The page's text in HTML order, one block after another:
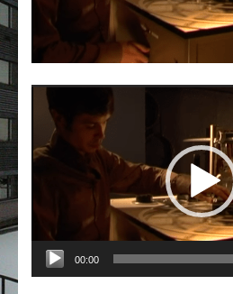
Lecteur
vidéo
00:00